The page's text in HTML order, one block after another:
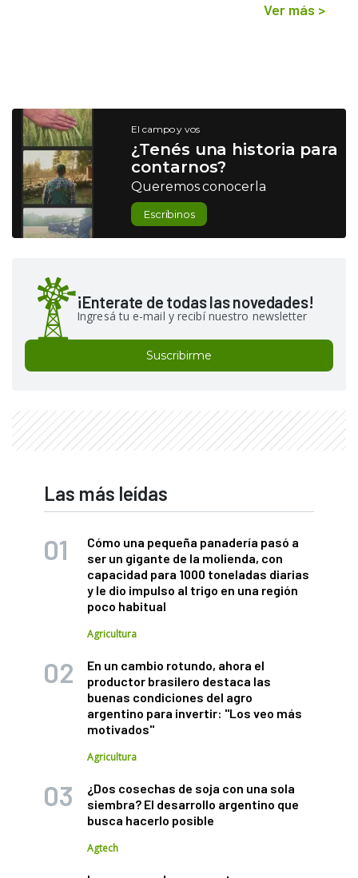
Ver más >
El campo y vos
¿Tenés una historia para
contarnos?
Queremos conocerla
Escribinos
¡Enterate de todas las novedades!
Ingresá tu e-mail y recibí nuestro newsletter
Suscribirme
Las más leídas
Cómo una pequeña panadería pasó a
ser un gigante de la molienda, con
capacidad para 1000 toneladas diarias
y le dio impulso al trigo en una región
poco habitual
Agricultura
En un cambio rotundo, ahora el
productor brasilero destaca las
buenas condiciones del agro
argentino para invertir: "Los veo más
motivados"
Agricultura
¿Dos cosechas de soja con una sola
siembra? El desarrollo argentino que
busca hacerlo posible
Agtech